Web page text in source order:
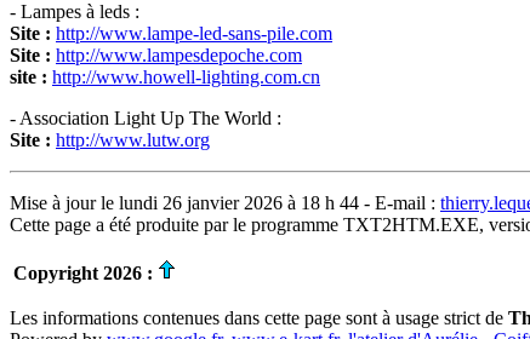
- Lampes à leds :
Site : http://www.lampe-led-sans-pile.com
Site : http://www.lampesdepoche.com
site : http://www.howell-lighting.com.cn
- Association Light Up The World :
Site : http://www.lutw.org
Mise à jour le lundi 26 janvier 2026 à 18 h 44 - E-mail :
Cette page a été produite par le programme TXT2HTM.EXE,
Copyright 2026 :
Les informations contenues dans cette page sont à usage strict de